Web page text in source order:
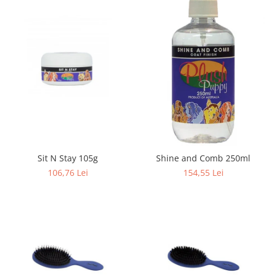
Sit N Stay 105g
106,76 Lei
Shine and Comb 250ml
154,55 Lei